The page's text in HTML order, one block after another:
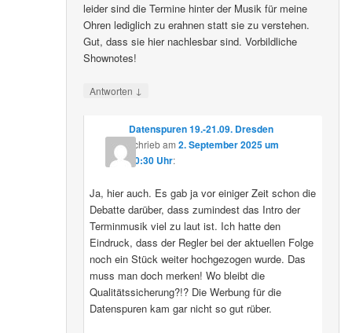
leider sind die Termine hinter der Musik für meine
Ohren lediglich zu erahnen statt sie zu verstehen.
Gut, dass sie hier nachlesbar sind. Vorbildliche
Shownotes!
Antworten ↓
Datenspuren 19.-21.09. Dresden
schriebam 2. September 2025 um
10:30 Uhr:
Ja, hier auch. Es gab ja vor einiger Zeit schon die
Debatte darüber, dass zumindest das Intro der
Terminmusik viel zu laut ist. Ich hatte den
Eindruck, dass der Regler bei der aktuellen Folge
noch ein Stück weiter hochgezogen wurde. Das
muss man doch merken! Wo bleibt die
Qualitätssicherung?!? Die Werbung für die
Datenspuren kam gar nicht so gut rüber.